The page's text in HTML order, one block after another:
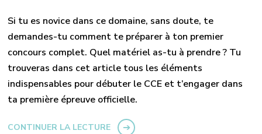
Si tu es novice dans ce domaine, sans doute, te
demandes-tu comment te préparer à ton premier
concours complet. Quel matériel as-tu à prendre ? Tu
trouveras dans cet article tous les éléments
indispensables pour débuter le CCE et t’engager dans
ta première épreuve officielle.
CONTINUER LA LECTURE